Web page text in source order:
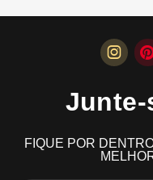
Junte-
FIQUE POR